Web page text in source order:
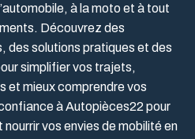
à la moto et à tout
Découvrez des
des solutions pratiques et des
simplifier vos trajets,
et mieux comprendre vos
à Autopièces22 pour
vos envies de mobilité en